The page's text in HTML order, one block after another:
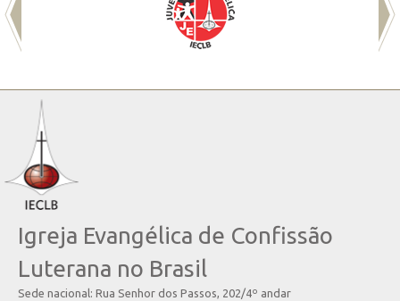
Igreja Evangélica de Confissão
Luterana no Brasil
Sede nacional: Rua Senhor dos Passos, 202/4º andar